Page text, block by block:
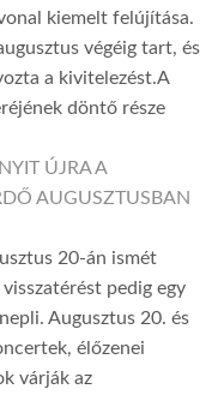
kiemelt felújítása.
végéig tart, és
a kivitelezést.A
döntő része
ÚJRA A
AUGUSZTUSBAN
20-án ismét
pedig egy
Augusztus 20. és
élőzenei
várják az